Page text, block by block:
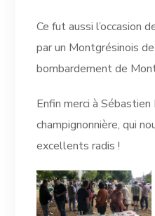
Ce fut aussi l’occasion
par un Montgrésinois de
bombardement de
Enfin merci à Sébastien
champignonnière, qui
excellents radis !